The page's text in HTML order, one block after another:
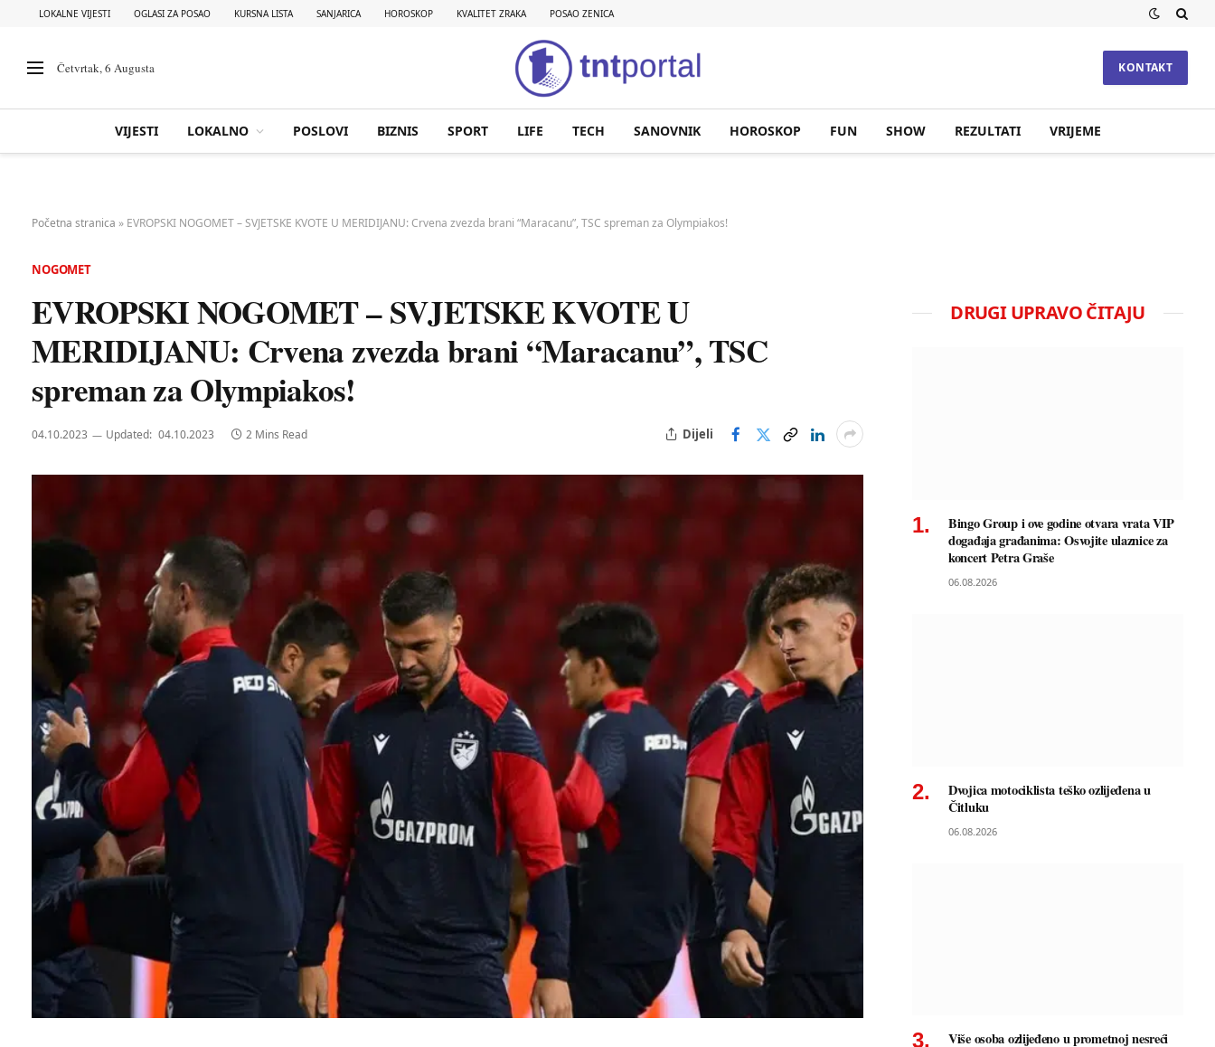
LOKALNE VIJESTI OGLASI ZA POSAO KURSNA LISTA SANJARICA HOROSKOP KVALITET ZRAKA POSAO ZENICA
Četvrtak, 6 Augusta KONTAKT
VIJESTI LOKALNO POSLOVI BIZNIS SPORT LIFE TECH SANOVNIK HOROSKOP FUN SHOW REZULTATI VRIJEME
Početna stranica » EVROPSKI NOGOMET – SVJETSKE KVOTE U MERIDIJANU: Crvena zvezda brani “Maracanu”, TSC spreman za Olympiakos!
NOGOMET
EVROPSKI NOGOMET – SVJETSKE KVOTE U
MERIDIJANU: Crvena zvezda brani “Maracanu”, TSC
spreman za Olympiakos!
04.10.2023 Updated: 04.10.2023 2 Mins Read Dijeli
DRUGI UPRAVO ČITAJU
Bingo Group i ove godine otvara vrata VIP
događaja građanima: Osvojite ulaznice za
koncert Petra Graše
06.08.2026
Dvojica motociklista teško ozlijeđena u
Čitluku
06.08.2026
Više osoba ozlijeđeno u prometnoj nesreći